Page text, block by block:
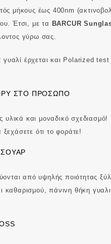
μήκους έως 400nm
Έτσι, με τα BARCUR
γύρω σας.
έρχεται και Polarized
ΣΤΟ ΠΡΌΣΩΠΟ
και μοναδικό
ότι το φοράτε!
από υψηλής ποιότητας
καθαρισμού, πάνινη θήκη